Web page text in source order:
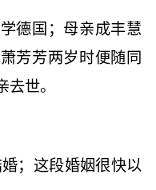
德国；母亲成丰慧
芳芳两岁时便随同
世。
；这段婚姻很快以